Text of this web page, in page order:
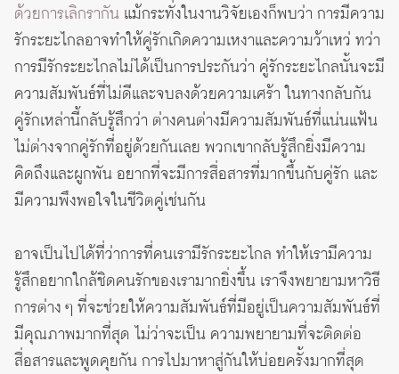
ด้วยการเลิกรากัน แม้กระทั่งในงานวิจัยเองก็พบว่า การมีความ
รักระยะไกลอาจทำให้คู่รักเกิดความเหงาและความว้าเหว่ ทว่า
การมีรักระยะไกลไม่ได้เป็นการประกันว่า คู่รักระยะไกลนั้นจะมี
ความสัมพันธ์ที่ไม่ดีและจบลงด้วยความเศร้า ในทางกลับกัน
คู่รักเหล่านี้กลับรู้สึกว่า ต่างคนต่างมีความสัมพันธ์ที่แน่นแฟ้น
ไม่ต่างจากคู่รักที่อยู่ด้วยกันเลย พวกเขากลับรู้สึกยิ่งมีความ
คิดถึงและผูกพัน อยากที่จะมีการสื่อสารที่มากขึ้นกับคู่รัก และ
มีความพึงพอใจในชีวิตคู่เช่นกัน
อาจเป็นไปได้ที่ว่าการที่คนเรามีรักระยะไกล ทำให้เรามีความ
รู้สึกอยากใกล้ชิดคนรักของเรามากยิ่งขึ้น เราจึงพยายามหาวิธี
การต่าง ๆ ที่จะช่วยให้ความสัมพันธ์ที่มีอยู่เป็นความสัมพันธ์ที่
มีคุณภาพมากที่สุด ไม่ว่าจะเป็น ความพยายามที่จะติดต่อ
สื่อสารและพูดคุยกัน การไปมาหาสู่กันให้บ่อยครั้งมากที่สุด